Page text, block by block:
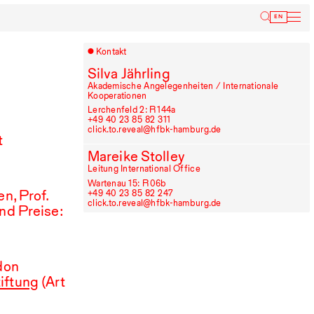
EN
Prof.
Preise:
(Art
Kontakt
Silva Jährling
Akademische Angelegenheiten / Internationale
Kooperationen
Lerchenfeld 2: R⁠ ⁠144a
+49⁠ ⁠40⁠ ⁠23⁠ ⁠85⁠ ⁠82⁠ ⁠311
click.to.reveal@hfbk-hamburg.de
Mareike Stolley
Leitung International Office
Wartenau 15: R⁠ ⁠06b
+49⁠ ⁠40⁠ ⁠23⁠ ⁠85⁠ ⁠82⁠ ⁠247
click.to.reveal@hfbk-hamburg.de